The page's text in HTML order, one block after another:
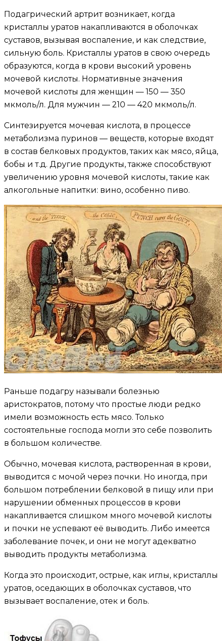
Подагрический артрит возникает, когда
кристаллы уратов накапливаются в оболочках
суставов, вызывая воспаление, и как следствие,
сильную боль. Кристаллы уратов в свою очередь
образуются, когда в крови высокий уровень
мочевой кислоты. Нормативные значения
мочевой кислоты для женщин — 150 — 350
мкмоль/л. Для мужчин — 210 — 420 мкмоль/л.
Синтезируется мочевая кислота, в процессе
метаболизма пуринов — веществ, которые входят
в состав белковых продуктов, таких как мясо, яйца,
бобы и т.д. Другие продукты, также способствуют
увеличению уровня мочевой кислоты, такие как
алкогольные напитки: вино, особенно пиво.
Раньше подагру называли болезнью
аристократов, потому что простые люди редко
имели возможность есть мясо. Только
состоятельные господа могли это себе позволить
в большом количестве.
Обычно, мочевая кислота, растворенная в крови,
выводится с мочой через почки. Но иногда, при
большом потреблении белковой в пищу или при
нарушении обменных процессов в крови
накапливается слишком много мочевой кислоты
и почки не успевают её выводить. Либо имеется
заболевание почек, и они не могут адекватно
выводить продукты метаболизма.
Когда это происходит, острые, как иглы, кристаллы
уратов, оседающих в оболочках суставов, что
вызывает воспаление, отек и боль.